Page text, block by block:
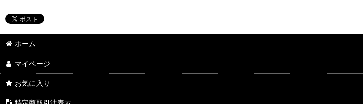
ホーム
マイページ
お気に入り